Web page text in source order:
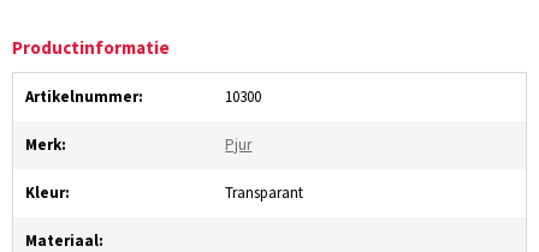
Productinformatie
Artikelnummer: 10300
Merk: Pjur
Kleur: Transparant
Materiaal: